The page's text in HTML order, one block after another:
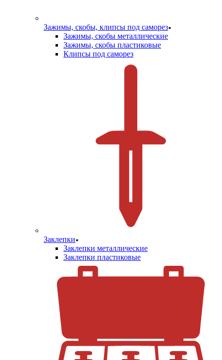
Зажимы, скобы, клипсы под саморез
Зажимы, скобы металлические
Зажимы, скобы пластиковые
Клипсы под саморез
Заклепки
Заклепки металлические
Заклепки пластиковые